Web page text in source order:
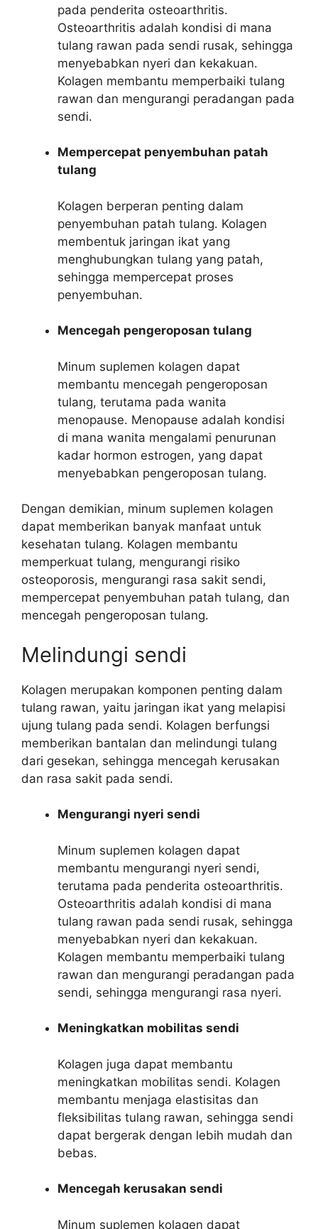
pada penderita osteoarthritis.
Osteoarthritis adalah kondisi di mana
tulang rawan pada sendi rusak, sehingga
menyebabkan nyeri dan kekakuan.
Kolagen membantu memperbaiki tulang
rawan dan mengurangi peradangan pada
sendi.
Mempercepat penyembuhan patah
tulang
Kolagen berperan penting dalam
penyembuhan patah tulang. Kolagen
membentuk jaringan ikat yang
menghubungkan tulang yang patah,
sehingga mempercepat proses
penyembuhan.
Mencegah pengeroposan tulang
Minum suplemen kolagen dapat
membantu mencegah pengeroposan
tulang, terutama pada wanita
menopause. Menopause adalah kondisi
di mana wanita mengalami penurunan
kadar hormon estrogen, yang dapat
menyebabkan pengeroposan tulang.
Dengan demikian, minum suplemen kolagen
dapat memberikan banyak manfaat untuk
kesehatan tulang. Kolagen membantu
memperkuat tulang, mengurangi risiko
osteoporosis, mengurangi rasa sakit sendi,
mempercepat penyembuhan patah tulang, dan
mencegah pengeroposan tulang.
Melindungi sendi
Kolagen merupakan komponen penting dalam
tulang rawan, yaitu jaringan ikat yang melapisi
ujung tulang pada sendi. Kolagen berfungsi
memberikan bantalan dan melindungi tulang
dari gesekan, sehingga mencegah kerusakan
dan rasa sakit pada sendi.
Mengurangi nyeri sendi
Minum suplemen kolagen dapat
membantu mengurangi nyeri sendi,
terutama pada penderita osteoarthritis.
Osteoarthritis adalah kondisi di mana
tulang rawan pada sendi rusak, sehingga
menyebabkan nyeri dan kekakuan.
Kolagen membantu memperbaiki tulang
rawan dan mengurangi peradangan pada
sendi, sehingga mengurangi rasa nyeri.
Meningkatkan mobilitas sendi
Kolagen juga dapat membantu
meningkatkan mobilitas sendi. Kolagen
membantu menjaga elastisitas dan
fleksibilitas tulang rawan, sehingga sendi
dapat bergerak dengan lebih mudah dan
bebas.
Mencegah kerusakan sendi
Minum suplemen kolagen dapat